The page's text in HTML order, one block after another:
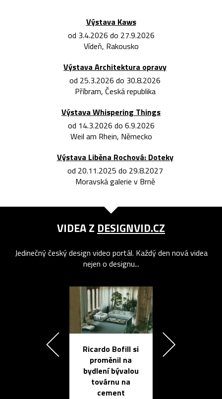
Výstava Kaws
od 3.4.2026 do 27.9.2026
Vídeň, Rakousko
Výstava Architektura opravy
od 25.3.2026 do 30.8.2026
Příbram, Česká republika
Výstava Whispering Things
od 14.3.2026 do 6.9.2026
Weil am Rhein, Německo
Výstava Liběna Rochová: Doteky
od 20.11.2025 do 29.8.2027
Moravská galerie v Brně
VIDEA Z DESIGNVID.CZ
Jedinečný český design video portál. Každý den nová videa
nejen o designu...
Ricardo Bofill si
proměnil na
bydlení bývalou
továrnu na
cement